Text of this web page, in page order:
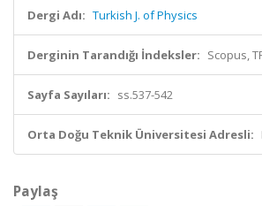
Dergi Adı: Turkish J. of Physics
Derginin Tarandığı İndeksler: Scopus,
Sayfa Sayıları: ss.537-542
Orta Doğu Teknik Üniversitesi Adresli:
Paylaş